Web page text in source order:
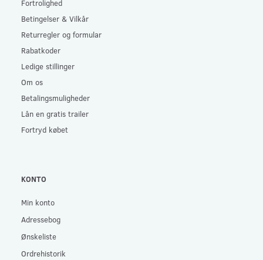
Fortrolighed
Betingelser & Vilkår
Returregler og formular
Rabatkoder
Ledige stillinger
Om os
Betalingsmuligheder
Lån en gratis trailer
Fortryd købet
KONTO
Min konto
Adressebog
Ønskeliste
Ordrehistorik